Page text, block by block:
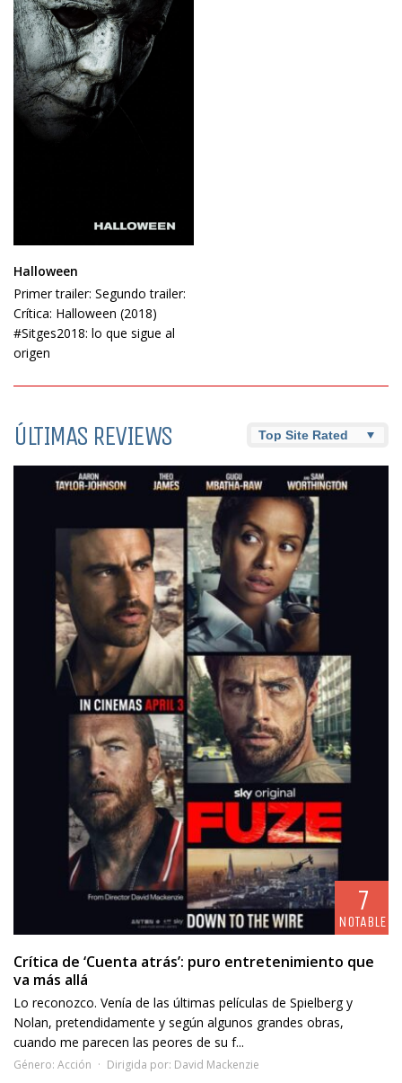
Halloween
Primer trailer: Segundo trailer:
Crítica: Halloween (2018)
#Sitges2018: lo que sigue al
origen
ÚLTIMAS REVIEWS
7
NOTABLE
Crítica de ‘Cuenta atrás’: puro entretenimiento que
va más allá
Lo reconozco. Venía de las últimas películas de Spielberg y
Nolan, pretendidamente y según algunos grandes obras,
cuando me parecen las peores de su f...
Género: Acción Dirigida por: David Mackenzie